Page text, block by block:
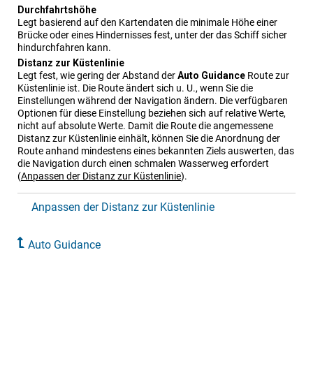
Durchfahrtshöhe
Legt basierend auf den Kartendaten die minimale Höhe einer
Brücke oder eines Hindernisses fest, unter der das Schiff sicher
hindurchfahren kann.
Distanz zur Küstenlinie
Legt fest, wie gering der Abstand derAuto Guidance Route zur
Küstenlinie ist. Die Route ändert sich u. U., wenn Sie die
Einstellungen während der Navigation ändern. Die verfügbaren
Optionen für diese Einstellung beziehen sich auf relative Werte,
nicht auf absolute Werte. Damit die Route die angemessene
Distanz zur Küstenlinie einhält, können Sie die Anordnung der
Route anhand mindestens eines bekannten Ziels auswerten, das
die Navigation durch einen schmalen Wasserweg erfordert
(Anpassen der Distanz zur Küstenlinie).
Anpassen der Distanz zur Küstenlinie
Auto Guidance